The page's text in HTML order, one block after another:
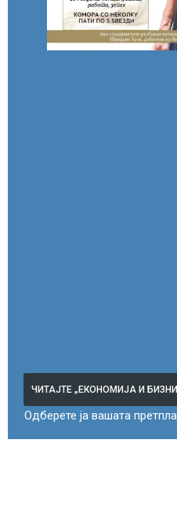
ЧИТАЈТЕ „ЕКОНОМИЈА И
Одберете ја вашата